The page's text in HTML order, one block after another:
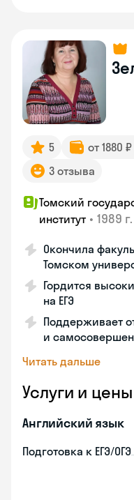
5 от 1880
3 отзыва
Томский
институт • 1989 г.
Окончила
Томском
Гордится
на ЕГЭ
Поддерживает
и
Читать дальше
Услуги и цены
Английский язык
Подготовка к ЕГЭ/ОГЭ